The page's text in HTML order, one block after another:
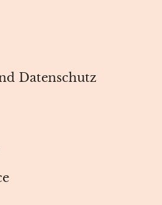
Datenschutz